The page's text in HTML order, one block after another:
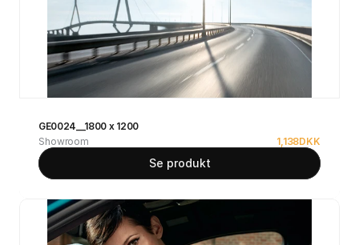
GE0024__1800 x 1200
Showroom
1,138DKK
Se produkt